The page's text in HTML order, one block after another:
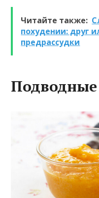
Читайте также:
похудении: друг
предрассудки